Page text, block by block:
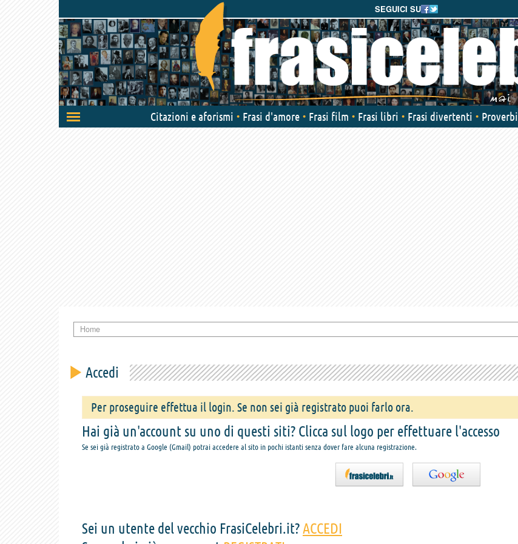
SEGUICI SU
Attiva/disattiva
navigazione
Citazioni e aforismi Frasi d'amore Frasi film Frasi libri Frasi divertenti Proverbi
Home
Accedi
Per proseguire effettua il login. Se non sei già registrato puoi farlo ora.
Hai già un'account su uno di questi siti? Clicca sul logo per effettuare l'accesso
Se sei già registrato a Google (Gmail) potrai accedere al sito in pochi istanti senza dover fare alcuna registrazione.
Sei un utente del vecchio FrasiCelebri.it?ACCEDI